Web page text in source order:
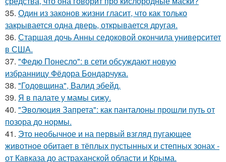
35. Один из законов жизни гласит, что как только
закрывается одна дверь, открывается другая.
36. Старшая дочь Анны седоковой окончила университет
в США.
37. "Федю Понесло": в сети обсуждают новую
избранницу Фёдора Бондарчука.
38. "Годовщина", Валид эбейд.
39. Я в палате у мамы сижу.
40. "Эволюция Запрета": как панталоны прошли путь от
позора до нормы.
41. Это необычное и на первый взгляд пугающее
животное обитает в тёплых пустынных и степных зонах -
от Кавказа до астраханской области и Крыма.